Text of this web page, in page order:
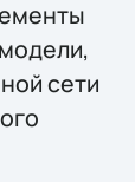
сети